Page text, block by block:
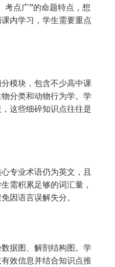
考点广”的命题特点，想
内学习，学生需要重点
模块，包含不少高中课
分类和动物行为学。学
这些细碎知识点往往是
专业术语仍为英文，且
需积累足够的词汇量，
因语言误解失分。
据图、解剖结构图。学
效信息并结合知识点推